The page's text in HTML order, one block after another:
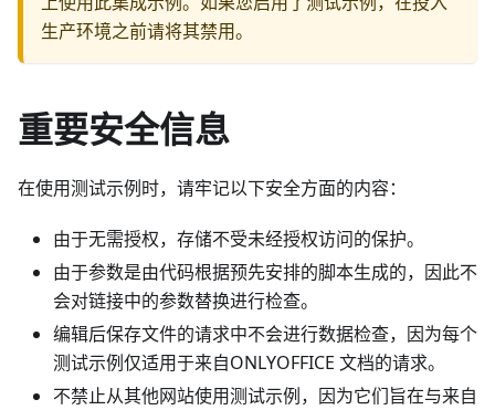
生产环境之前请将其禁用。
重要安全信息
在使用测试示例时，请牢记以下安全方面的内容：
由于无需授权，存储不受未经授权访问的保护。
由于参数是由代码根据预先安排的脚本生成的，因此不
会对链接中的参数替换进行检查。
编辑后保存文件的请求中不会进行数据检查，因为每个
测试示例仅适用于来自ONLYOFFICE 文档的请求。
不禁止从其他网站使用测试示例，因为它们旨在与来自